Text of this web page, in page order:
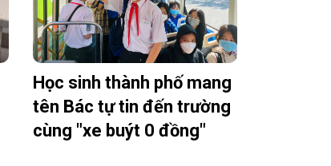
Học sinh thành phố mang
tên Bác tự tin đến trường
cùng "xe buýt 0 đồng"